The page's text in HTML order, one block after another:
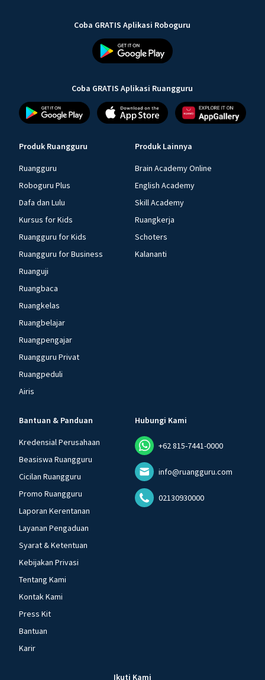
Coba GRATIS Aplikasi Roboguru
Coba GRATIS Aplikasi Ruangguru
Produk Ruangguru
Ruangguru
Roboguru Plus
Dafa dan Lulu
Kursus for Kids
Ruangguru for Kids
Ruangguru for Business
Ruanguji
Ruangbaca
Ruangkelas
Ruangbelajar
Ruangpengajar
Ruangguru Privat
Ruangpeduli
Airis
Produk Lainnya
Brain Academy Online
English Academy
Skill Academy
Ruangkerja
Schoters
Kalananti
Bantuan & Panduan
Kredensial Perusahaan
Beasiswa Ruangguru
Cicilan Ruangguru
Promo Ruangguru
Laporan Kerentanan
Layanan Pengaduan
Syarat & Ketentuan
Kebijakan Privasi
Tentang Kami
Kontak Kami
Press Kit
Bantuan
Karir
Hubungi Kami
+62 815-7441-0000
info@ruangguru.com
02130930000
Ikuti Kami